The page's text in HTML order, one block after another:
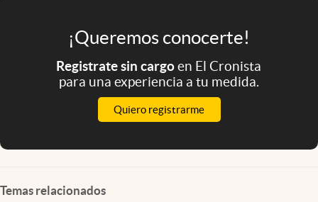
¡Queremos conocerte!
Registrate sin cargoen El Cronista
para una experiencia a tu medida.
Quiero registrarme
Temas relacionados